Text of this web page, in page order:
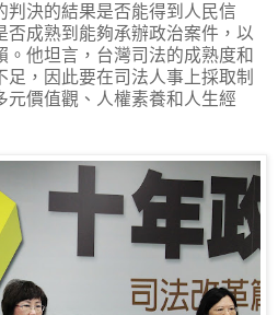
判決的結果是否能得到人民信
否成熟到能夠承辦政治案件，以
。他坦言，台灣司法的成熟度和
，因此要在司法人事上採取制
元價值觀、人權素養和人生經